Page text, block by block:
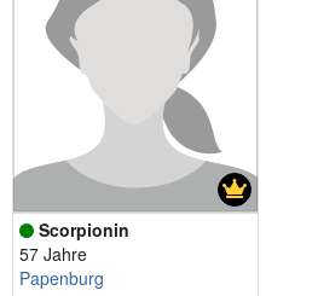
Scorpionin
57 Jahre
Papenburg